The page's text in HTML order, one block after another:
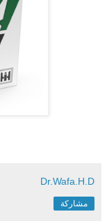
Dr.Wafa.H.D
مشاركة